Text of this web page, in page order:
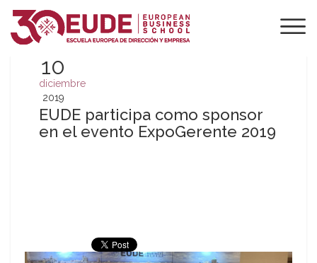
10
diciembre
2019
EUDE participa como sponsor
en el evento ExpoGerente 2019